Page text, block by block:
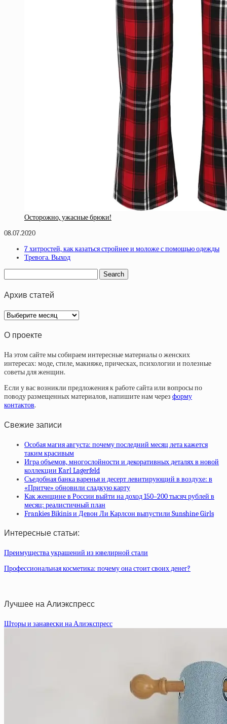
Осторожно, ужасные брюки!
08.07.2020
7 хитростей, как казаться стройнее и моложе с помощью одежды
Тревога. Выход
Архив статей
Архив
статей
О проекте
На этом сайте мы собираем интересные материалы о женских
интересах: моде, стиле, макияже, прическах, психологии и полезные
советы для женщин.
Если у вас возникли предложения к работе сайта или вопросы по
поводу размещенных материалов, напишите нам через форму
контактов.
Свежие записи
Особая магия августа: почему последний месяц лета кажется
таким красивым
Игра объемов, многослойности и декоративных деталях в новой
коллекции Karl Lagerfeld
Съедобная банка варенья и десерт левитирующий в воздухе: в
«Притче» обновили сладкую карту
Как женщине в России выйти на доход 150–200 тысяч рублей в
месяц: реалистичный план
Frankies Bikinis и Девон Ли Карлсон выпустили Sunshine Girls
Интересные статьи:
Преимущества украшений из ювелирной стали
Профессиональная косметика: почему она стоит своих денег?
Лучшее на Алиэкспресс
Шторы и занавески на Алиэкспресс